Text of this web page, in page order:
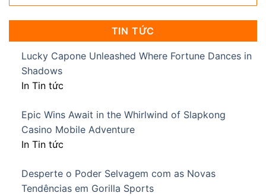
TIN TỨC
Lucky Capone Unleashed Where Fortune Dances in
Shadows
In Tin tức
Epic Wins Await in the Whirlwind of Slapkong
Casino Mobile Adventure
In Tin tức
Desperte o Poder Selvagem com as Novas
Tendências em Gorilla Sports